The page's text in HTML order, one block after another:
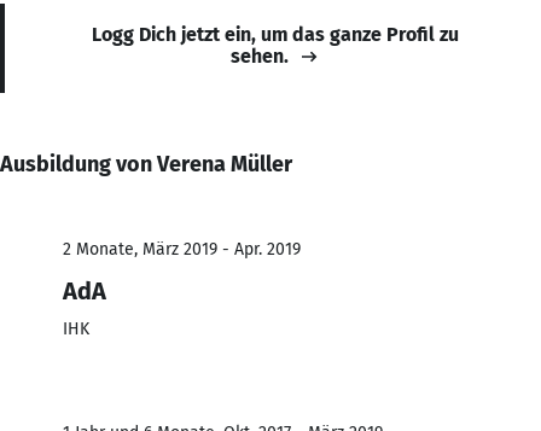
Logg Dich jetzt ein, um das ganze Profil zu
sehen.
Ausbildung von Verena Müller
2 Monate, März 2019 - Apr. 2019
AdA
IHK